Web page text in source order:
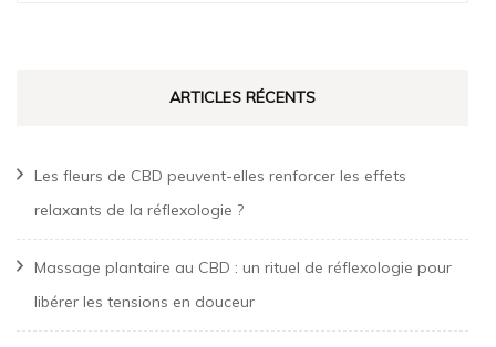
ARTICLES RÉCENTS
Les fleurs de CBD peuvent-elles renforcer les effets
relaxants de la réflexologie ?
Massage plantaire au CBD : un rituel de réflexologie pour
libérer les tensions en douceur